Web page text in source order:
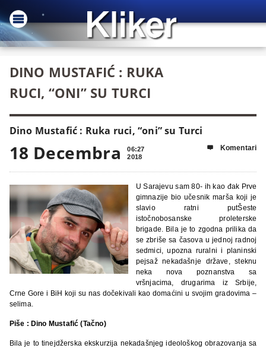
DINO MUSTAFIĆ : RUKA
RUCI, “ONI” SU TURCI
Dino Mustafić : Ruka ruci, “oni” su Turci
18 Decembra
06:27
2018
 Komentari
U Sarajevu sam 80- ih kao đak Prve
gimnazije bio učesnik marša koji je
slavio ratni putŠeste
istočnobosanske proleterske
brigade. Bila je to zgodna prilika da
se zbriše sa časova u jednoj radnoj
sedmici, upozna ruralni i planinski
pejsaž nekadašnje države, steknu
neka nova poznanstva sa
vršnjacima, drugarima iz Srbije,
Crne Gore i BiH koji su nas dočekivali kao domaćini u svojim gradovima –
selima.
Piše : Dino Mustafić (Tačno)
Bila je to tinejdžerska ekskurzija nekadašnjeg ideološkog obrazovanja sa